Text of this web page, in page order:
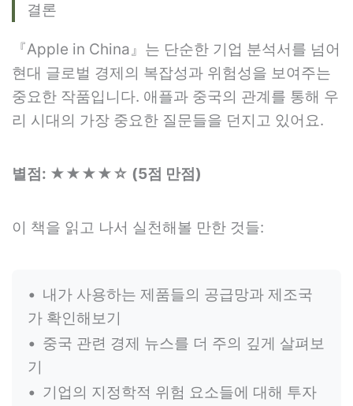
결론
『Apple in China』는 단순한 기업 분석서를 넘어
현대 글로벌 경제의 복잡성과 위험성을 보여주는
중요한 작품입니다. 애플과 중국의 관계를 통해 우
리 시대의 가장 중요한 질문들을 던지고 있어요.
별점: ★★★★☆ (5점 만점)
이 책을 읽고 나서 실천해볼 만한 것들:
내가 사용하는 제품들의 공급망과 제조국
가 확인해보기
중국 관련 경제 뉴스를 더 주의 깊게 살펴보
기
기업의 지정학적 위험 요소들에 대해 투자